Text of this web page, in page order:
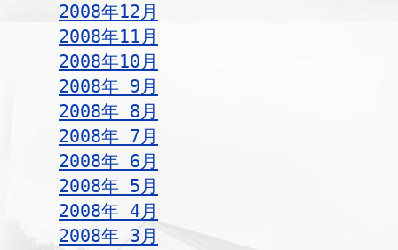
2008年12月
2008年11月
2008年10月
2008年 9月
2008年 8月
2008年 7月
2008年 6月
2008年 5月
2008年 4月
2008年 3月